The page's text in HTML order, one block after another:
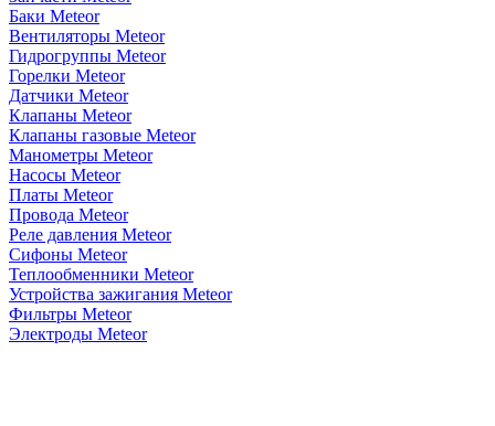
Баки Meteor
Вентиляторы Meteor
Гидрогруппы Meteor
Горелки Meteor
Датчики Meteor
Клапаны Meteor
Клапаны газовые Meteor
Манометры Meteor
Насосы Meteor
Платы Meteor
Провода Meteor
Реле давления Meteor
Сифоны Meteor
Теплообменники Meteor
Устройства зажигания Meteor
Фильтры Meteor
Электроды Meteor